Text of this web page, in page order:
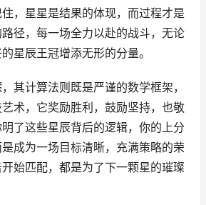
，星星是结果的体现，而过程才是
径，每一场全力以赴的战斗，无论
星辰王冠增添无形的分量。
其计算法则既是严谨的数学框架，
术，它奖励胜利，鼓励坚持，也敬
了这些星辰背后的逻辑，你的上分
成为一场目标清晰，充满策略的荣
始匹配，都是为了下一颗星的璀璨